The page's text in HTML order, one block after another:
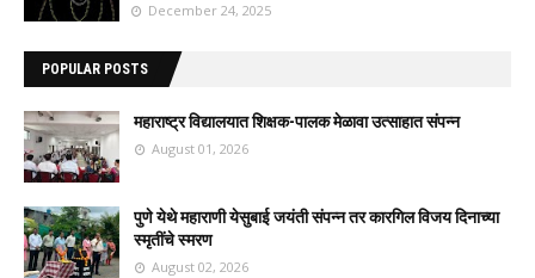
December 24, 2025
POPULAR POSTS
महाराष्ट्र विद्यालयात शिक्षक-पालक मेळावा उत्साहात संपन्न
August 01, 2026
पुणे येथे महाराणी येसुबाई जयंती संपन्न तर कारगिल विजय दिनाच्या
स्मृतींचे स्मरण
August 02, 2026